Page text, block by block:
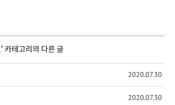
' 카테고리의 다른 글
2020.07.30
2020.07.30